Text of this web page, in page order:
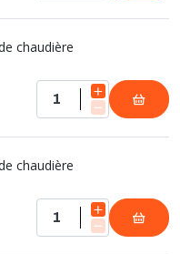
chaudière
chaudière